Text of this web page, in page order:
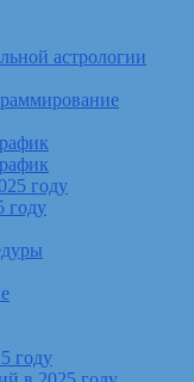
астрологии
году
году
году